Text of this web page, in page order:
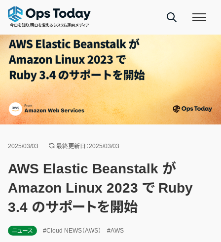
今日を知り、明日を変えるシステム運用メディア
2025/03/03 最終更新日：2025/03/03
AWS Elastic Beanstalk が
Amazon Linux 2023 で Ruby
3.4 のサポートを開始
ニュース #Cloud NEWS（AWS） #AWS